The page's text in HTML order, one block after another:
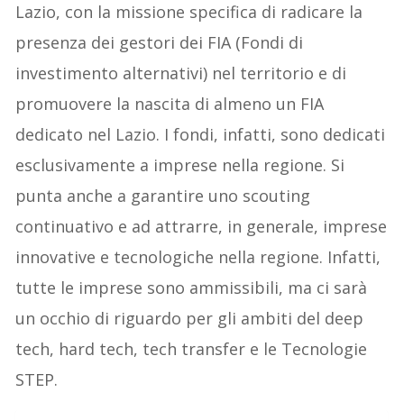
Lazio, con la missione specifica di radicare la
presenza dei gestori dei FIA (Fondi di
investimento alternativi) nel territorio e di
promuovere la nascita di almeno un FIA
dedicato nel Lazio. I fondi, infatti, sono dedicati
esclusivamente a imprese nella regione. Si
punta anche a garantire uno scouting
continuativo e ad attrarre, in generale, imprese
innovative e tecnologiche nella regione. Infatti,
tutte le imprese sono ammissibili, ma ci sarà
un occhio di riguardo per gli ambiti del deep
tech, hard tech, tech transfer e le Tecnologie
STEP.